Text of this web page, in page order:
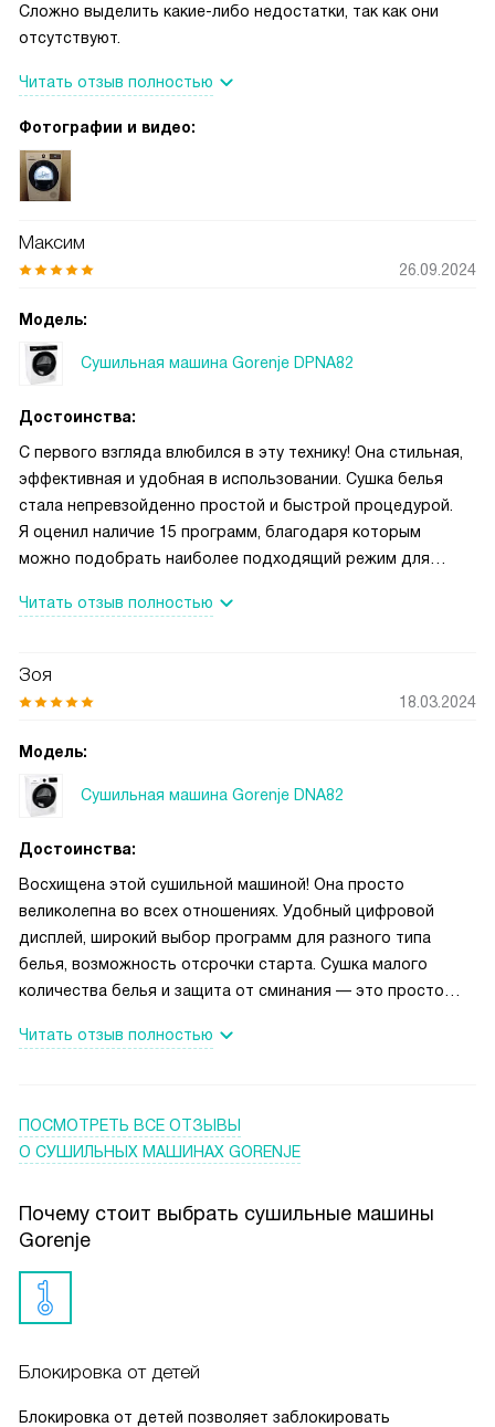
Сложно выделить какие-либо недостатки, так как они
отсутствуют.
Читать отзыв полностью
Фотографии и видео:
Максим
26.09.2024
Модель:
Сушильная машина Gorenje DPNA82
Достоинства:
С первого взгляда влюбился в эту технику! Она стильная,
эффективная и удобная в использовании. Сушка белья
стала непревзойденно простой и быстрой процедурой.
Я оценил наличие 15 программ, благодаря которым
можно подобрать наиболее подходящий режим для
теплового насоса, который позволяет снизить
Читать отзыв полностью
Зоя
18.03.2024
Модель:
Сушильная машина Gorenje DNA82
Достоинства:
Восхищена этой сушильной машиной! Она просто
великолепна во всех отношениях. Удобный цифровой
дисплей, широкий выбор программ для разного типа
белья, возможность отсрочки старта. Сушка малого
количества белья и защита от сминания — это просто
дополнительные плюсы. Гарантия и сервис на 2 года —
Читать отзыв полностью
ПОСМОТРЕТЬ ВСЕ ОТЗЫВЫ
О СУШИЛЬНЫХ МАШИНАХ GORENJE
Почему стоит выбрать сушильные машины
Gorenje
Блокировка от детей
Блокировка от детей позволяет заблокировать